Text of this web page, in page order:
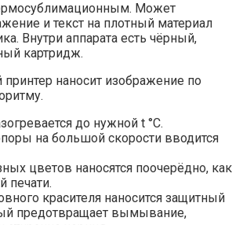
Может
и текст на плотный материал
Внутри аппарата есть чёрный,
картридж.
наносит изображение по
до нужной t °C.
на большой скорости вводится
цветов наносятся поочерёдно, как
печати.
красителя наносится защитный
предотвращает вымывание,